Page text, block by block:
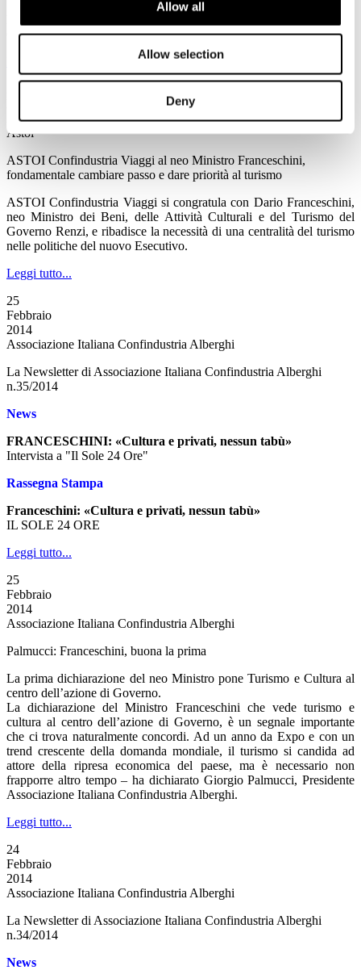
Allow all
Allow selection
Deny
Comunicato Stampa ISTAT
2014
Astoi
ASTOI Confindustria Viaggi al neo Ministro Franceschini,
fondamentale cambiare passo e dare priorità al turismo
ASTOI Confindustria Viaggi si congratula con Dario Franceschini,
neo Ministro dei Beni, delle Attività Culturali e del Turismo del
Governo Renzi, e ribadisce la necessità di una centralità del turismo
nelle politiche del nuovo Esecutivo.
Leggi tutto...
25
Febbraio
2014
Associazione Italiana Confindustria Alberghi
La Newsletter di Associazione Italiana Confindustria Alberghi
n.35/2014
News
FRANCESCHINI: «Cultura e privati, nessun tabù»
Intervista a "Il Sole 24 Ore"
Rassegna Stampa
Franceschini: «Cultura e privati, nessun tabù»
IL SOLE 24 ORE
Leggi tutto...
25
Febbraio
2014
Associazione Italiana Confindustria Alberghi
Palmucci: Franceschini, buona la prima
La prima dichiarazione del neo Ministro pone Turismo e Cultura al
centro dell’azione di Governo.
La dichiarazione del Ministro Franceschini che vede turismo e
cultura al centro dell’azione di Governo, è un segnale importante
che ci trova naturalmente concordi. Ad un anno da Expo e con un
trend crescente della domanda mondiale, il turismo si candida ad
attore della ripresa economica del paese, ma è necessario non
frapporre altro tempo – ha dichiarato Giorgio Palmucci, Presidente
Associazione Italiana Confindustria Alberghi.
Leggi tutto...
24
Febbraio
2014
Associazione Italiana Confindustria Alberghi
La Newsletter di Associazione Italiana Confindustria Alberghi
n.34/2014
News